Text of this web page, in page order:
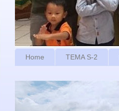
Home TEMA S-2